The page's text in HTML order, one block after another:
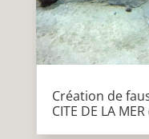
Création de
CITE DE LA